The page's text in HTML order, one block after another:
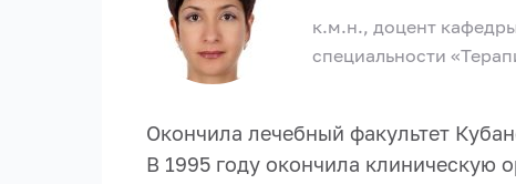
к.м.н., доцент
специальности
Окончила лечебный факультет
В 1995 году окончила клиническую